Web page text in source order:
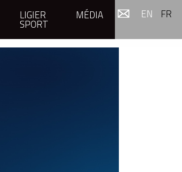
LIGIER
SPORT
MÉDIA EN FR